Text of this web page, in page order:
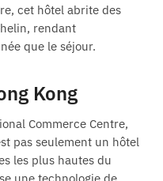
cet hôtel abrite des
rendant
que le séjour.
Kong
Commerce Centre,
pas seulement un hôtel
les plus hautes du
une technologie de